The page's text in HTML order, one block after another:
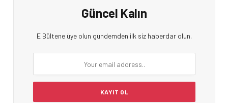
Güncel Kalın
E Bültene üye olun gündemden ilk siz haberdar olun.